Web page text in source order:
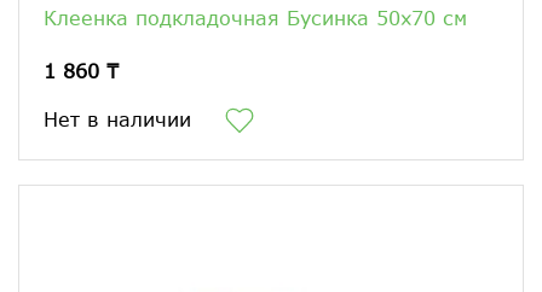
Клеенка подкладочная Бусинка 50х70 см
1 860 ₸
Нет в наличии